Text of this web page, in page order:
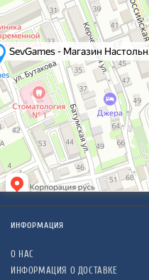
ИНФОРМАЦИЯ
О НАС
ИНФОРМАЦИЯ О ДОСТАВКЕ